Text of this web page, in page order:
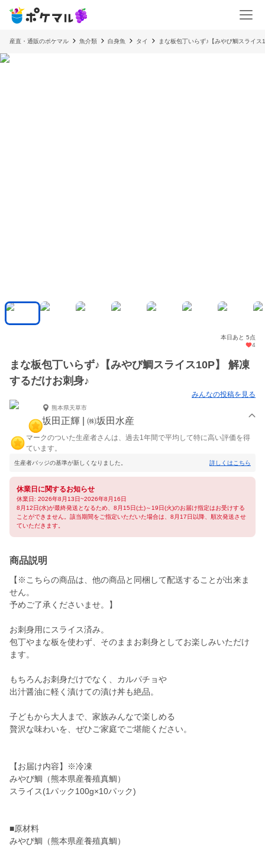
産直・通販のポケマル 魚介類 白身魚 タイ まな板包丁いらず♪【みやび鯛スライ
本日あと 5点
4
まな板包丁いらず♪【みやび鯛スライス10P】 解凍
するだけお刺身♪
みんなの投稿を見る
熊本県天草市
坂田正輝 | ㈱坂田水産
マークのついた生産者さんは、過去1年間で平均して特に高い評価を得
ています。
生産者バッジの基準が新しくなりました。 詳しくはこちら
休業日に関するお知らせ
休業日: 2026年8月13日~2026年8月16日
8月12日(水)が最終発送となるため、8月15日(土)～19日(火)のお届け指定はお受けする
ことができません。該当期間をご指定いただいた場合は、8月17日以降、順次発送させ
ていただきます。
商品説明
【※こちらの商品は、他の商品と同梱して配送することが出来ま
せん。
予めご了承くださいませ。】
お刺身用にスライス済み。
包丁やまな板を使わず、そのままお刺身としてお楽しみいただけ
ます。
もちろんお刺身だけでなく、カルパチョや
出汁醤油に軽く漬けての漬け丼も絶品。
子どもから大人まで、家族みんなで楽しめる
贅沢な味わいを、ぜひご家庭でご堪能ください。
【お届け内容】※冷凍
みやび鯛（熊本県産養殖真鯛）
スライス(1パック100g×10パック)
■原材料
みやび鯛（熊本県産養殖真鯛）